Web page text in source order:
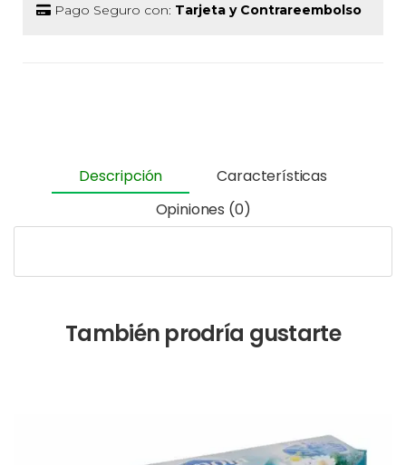
Pago Seguro con: Tarjeta y Contrareembolso
Descripción
Características
Opiniones (0)
También prodría gustarte